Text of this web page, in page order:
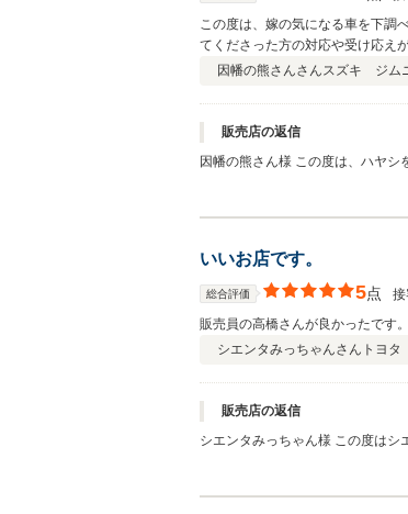
この度は、嫁の気になる車を下調
てくださった方の対応や受け応え
因幡の熊さんさんスズキ ジム
販売店の返信
因幡の熊さん様 この度は、ハヤシをご利用いただきまして誠に有難うございました！ また遠方からご来店をいただき、感謝申し上げます。 お車のご準備もしっかり進めて参ります
いいお店です。
総合評価 5点 接
販売員の高橋さんが良かったです。
シエンタみっちゃんさん トヨ
販売店の返信
シエンタみっちゃん様 この度はシエンタをご購